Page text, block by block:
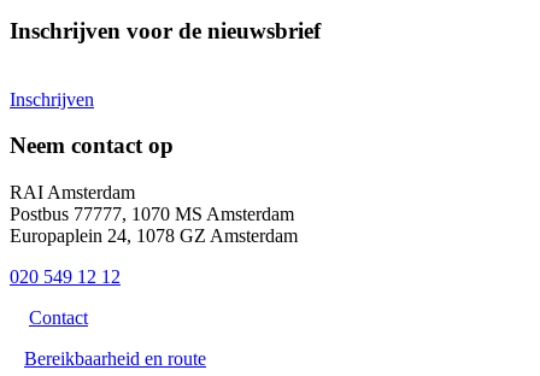
Inschrijven voor de nieuwsbrief
Inschrijven
Neem contact op
RAI Amsterdam
Postbus 77777, 1070 MS Amsterdam
Europaplein 24, 1078 GZ Amsterdam
020 549 12 12
Contact
Bereikbaarheid en route